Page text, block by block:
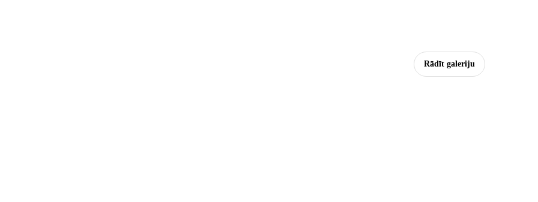
Rādīt galeriju